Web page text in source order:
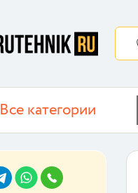
Все категории